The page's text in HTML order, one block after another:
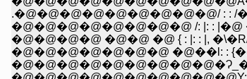
.�@�@�@�@�@�@�@�@�@/ : : /
�@�@�@�@�@�@�@�@ /: |: : |�@
�@�@�@�@ �@�@ �@ { : |: : |,
�@�@�@�@�@�@�@ �@��l: :